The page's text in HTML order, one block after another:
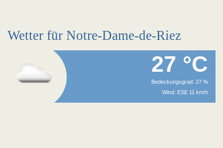
Wetter für Notre-Dame-de-Riez
27 °C
Bedeckungsgrad: 27 %
Wind: ESE 11 km/h